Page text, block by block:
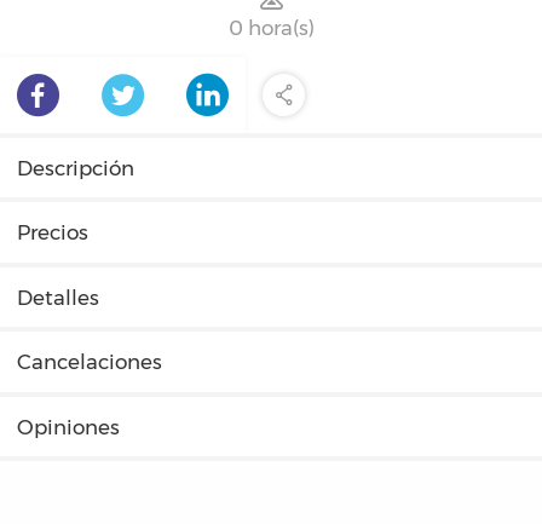
0 hora(s)
Descripción
Precios
Detalles
Cancelaciones
Opiniones